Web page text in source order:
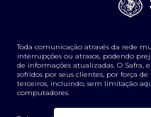
Transparência de
Termos e Condições para
Toda comunicação através da rede
interrupções ou atrasos, podendo
de informações atualizadas. O Safra,
sofridos por seus clientes, por força
terceiros, incluindo, sem limitação
computadores.